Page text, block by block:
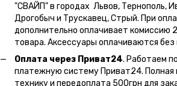
"СВАЙП" в городах Львов, Тернополь,
Дрогобыч и Трускавец, Стрый. При
дополнительно оплачивает комиссию
товара. Аксессуары оплачиваются без
Оплата через Приват24. Работаем
платежную систему Приват24. Полная
технику и передоплата 500грн для